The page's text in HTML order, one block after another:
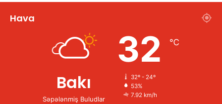
Hava
Bakı
Səpələnmiş Buludlar
32 ℃
32º - 24º
53%
7.92 km/h